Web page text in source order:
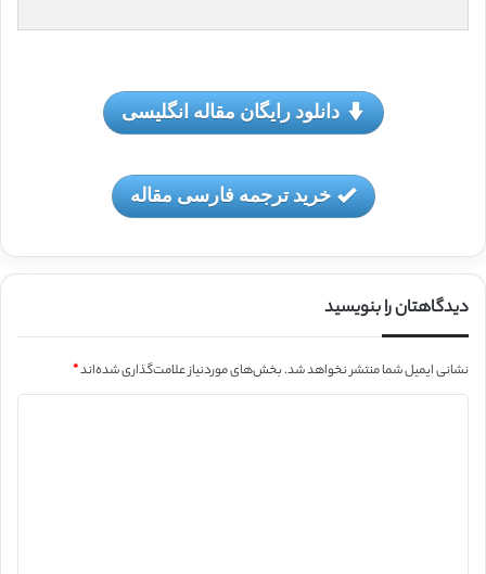
دانلود رایگان مقاله انگلیسی
خرید ترجمه فارسی مقاله
دیدگاهتان را بنویسید
نشانی ایمیل شما منتشر نخواهد شد.بخش‌های موردنیاز علامت‌گذاری شده‌اند*